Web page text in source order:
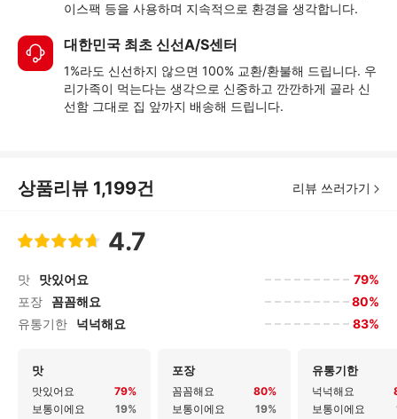
이스팩 등을 사용하며 지속적으로 환경을 생각합니다.
대한민국 최초 신선A/S센터
1%라도 신선하지 않으면 100% 교환/환불해 드립니다. 우
리가족이 먹는다는 생각으로 신중하고 깐깐하게 골라 신
선함 그대로 집 앞까지 배송해 드립니다.
상품리뷰 1,199건 리뷰 쓰러가기
4.7
맛 맛있어요
79%
포장
꼼꼼해요
80%
유통기한
넉넉해요 83%
맛
맛있어요
79%
보통이에요
19%
포장
꼼꼼해요
80%
보통이에요
19%
유통기한
넉넉해요
보통이에요